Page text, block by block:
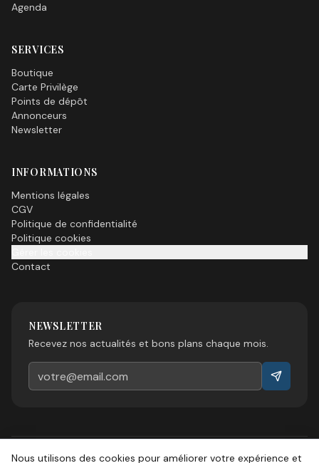
Agenda
SERVICES
Boutique
Carte Privilège
Points de dépôt
Annonceurs
Newsletter
INFORMATIONS
Mentions légales
CGV
Politique de confidentialité
Politique cookies
Contact
NEWSLETTER
Recevez nos actualités et bons plans chaque mois.
Nous utilisons des cookies pour améliorer votre expérience et